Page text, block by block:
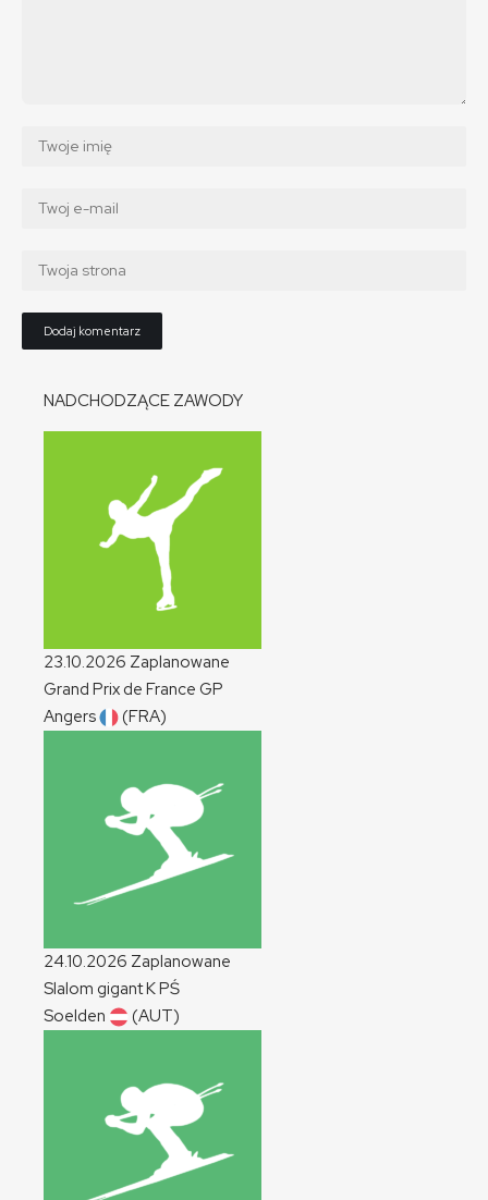
NADCHODZĄCE ZAWODY
23.10.2026 Zaplanowane
Grand Prix de France GP
Angers
(FRA)
24.10.2026 Zaplanowane
Slalom gigantKPŚ
Soelden
(AUT)